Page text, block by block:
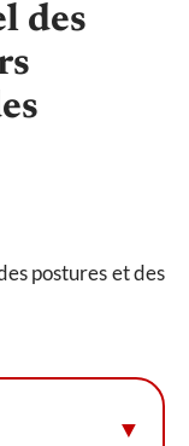
des
postures et des